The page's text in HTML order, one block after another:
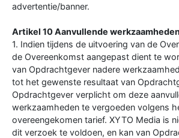
advertentie/banner.
Artikel 10 Aanvullende
1. Indien tijdens de uitvoering van de
de Overeenkomst aangepast dient te
van Opdrachtgever nadere
tot het gewenste resultaat van
Opdrachtgever verplicht om deze
werkzaamheden te vergoeden volgens
overeengekomen tarief. XYTO Media is
dit verzoek te voldoen, en kan van